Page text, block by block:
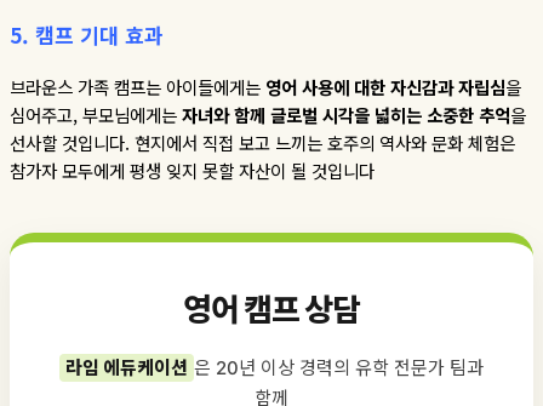
5. 캠프 기대 효과
브라운스 가족 캠프는 아이들에게는 영어사용에 대한자신감과자립심을
심어주고, 부모님에게는자녀와함께 글로벌 시각을 넓히는 소중한추억을
선사할 것입니다. 현지에서 직접 보고 느끼는 호주의 역사와 문화 체험은
참가자 모두에게 평생 잊지 못할 자산이 될 것입니다
영어 캠프 상담
라임 에듀케이션 은 20년 이상 경력의 유학 전문가 팀과
함께